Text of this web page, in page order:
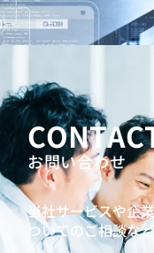
お問い合わせ
当社サービスや企
ついてのご相談な